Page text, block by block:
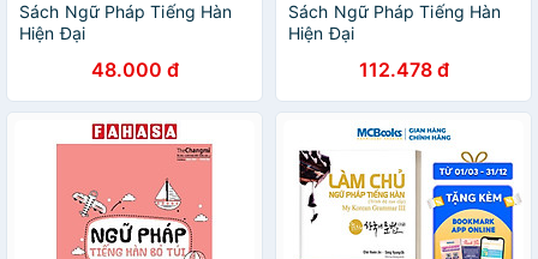
Sách Ngữ Pháp Tiếng Hàn
Hiện Đại
48.000 đ
Sách Ngữ Pháp Tiếng Hàn
Hiện Đại
112.478 đ